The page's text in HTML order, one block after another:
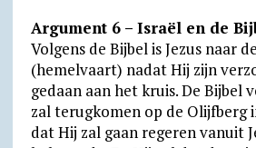
Argument 6 – Israël en de
Volgens de Bijbel is Jezus naar
(hemelvaart) nadat Hij zijn
gedaan aan het kruis. De Bijbel
zal terugkomen op de Olijfberg
dat Hij zal gaan regeren vanuit